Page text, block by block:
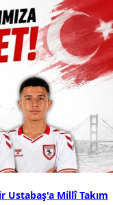
Ustabaş'a Millî Takım